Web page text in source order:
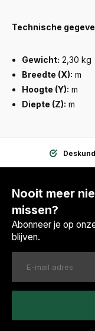
Technische
Gewicht: 2,30 kg
Breedte (X): m
Hoogte (Y): m
Diepte (Z): m
Nooit meer
missen?
Abonneer je op
blijven.